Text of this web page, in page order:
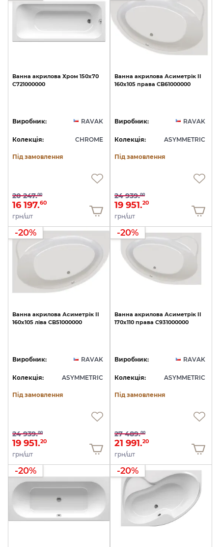
Ванна акрилова Хром 150х70
C721000000
Виробник: RAVAK
Колекція: CHROME
Під замовлення
20 247.00
16 197.60
грн/шт
Ванна акрилова Асиметрік II
160х105 права CB61000000
Виробник: RAVAK
Колекція: ASYMMETRIC
Під замовлення
24 939.00
19 951.20
грн/шт
-20%
Ванна акрилова Асиметрік II
160х105 ліва CB51000000
Виробник: RAVAK
Колекція: ASYMMETRIC
Під замовлення
24 939.00
19 951.20
грн/шт
-20%
Ванна акрилова Асиметрік II
170х110 права C931000000
Виробник: RAVAK
Колекція: ASYMMETRIC
Під замовлення
27 489.00
21 991.20
грн/шт
-20% -20%